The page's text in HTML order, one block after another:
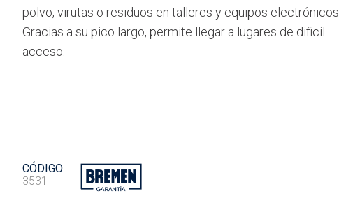
polvo, virutas o residuos en talleres y equipos electrónicos.
Gracias a su pico largo, permite llegar a lugares de dificil
acceso.
CÓDIGO
3531